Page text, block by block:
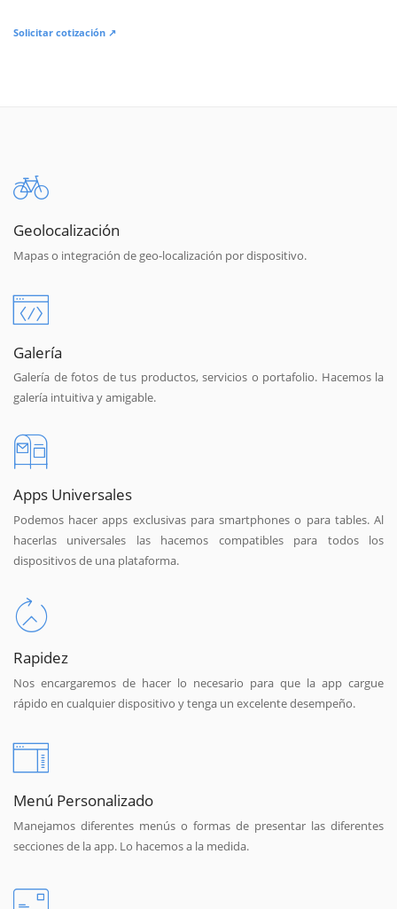
Solicitar cotización ↗
Geolocalización
Mapas o integración de geo-localización por dispositivo.
Galería
Galería de fotos de tus productos, servicios o portafolio. Hacemos la
galería intuitiva y amigable.
Apps Universales
Podemos hacer apps exclusivas para smartphones o para tables. Al
hacerlas universales las hacemos compatibles para todos los
dispositivos de una plataforma.
Rapidez
Nos encargaremos de hacer lo necesario para que la app cargue
rápido en cualquier dispositivo y tenga un excelente desempeño.
Menú Personalizado
Manejamos diferentes menús o formas de presentar las diferentes
secciones de la app. Lo hacemos a la medida.